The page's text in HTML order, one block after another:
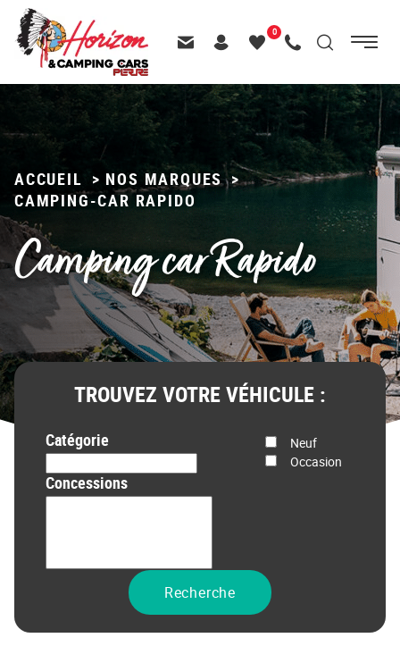
Passer
contenu
Menu
principal
Menu
Recherche
0
ACCUEIL > NOS MARQUES >
CAMPING-CAR RAPIDO
Camping car Rapido
TROUVEZ VOTRE VÉHICULE :
Catégorie État
Neuf
Occasion
Prix
Concessions
Recherche